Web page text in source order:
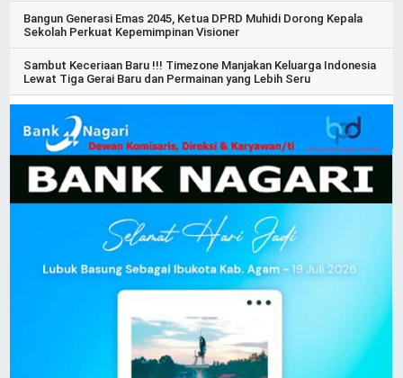
Bangun Generasi Emas 2045, Ketua DPRD Muhidi Dorong Kepala
Sekolah Perkuat Kepemimpinan Visioner
Sambut Keceriaan Baru !!! Timezone Manjakan Keluarga Indonesia
Lewat Tiga Gerai Baru dan Permainan yang Lebih Seru